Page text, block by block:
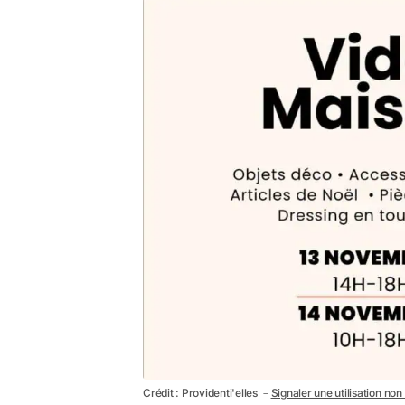
Crédit : Providenti'elles － Signaler une utilisation